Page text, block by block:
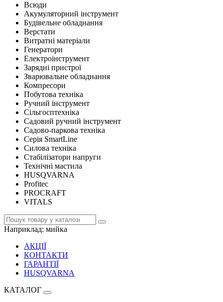
Всюди
Акумуляторний інструмент
Будівельне обладнання
Верстати
Витратні матеріали
Генератори
Електроінструмент
Зарядні пристрої
Зварювальне обладнання
Компресори
Побутова техніка
Ручний інструмент
Сільгосптехніка
Садовий ручний інструмент
Садово-паркова техніка
Серія SmartLine
Силова техніка
Стабілізатори напруги
Технічні мастила
HUSQVARNA
Profitec
PROCRAFT
VITALS
Наприклад: мийка
АКЦІЇ
КОНТАКТИ
ГАРАНТІЇ
HUSQVARNA
КАТАЛОГ